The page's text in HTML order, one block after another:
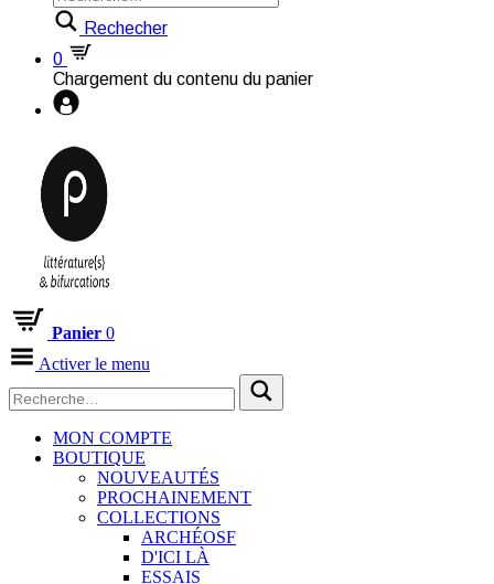
Rechecher
0
Chargement du contenu du panier
Panier 0
Activer le menu
MON COMPTE
BOUTIQUE
NOUVEAUTÉS
PROCHAINEMENT
COLLECTIONS
ARCHÉOSF
D'ICI LÀ
ESSAIS